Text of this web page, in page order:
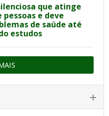
que atinge
pessoas e deve
de saúde até
estudos